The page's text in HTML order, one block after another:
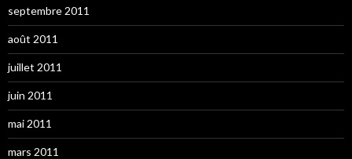
septembre 2011
août 2011
juillet 2011
juin 2011
mai 2011
mars 2011